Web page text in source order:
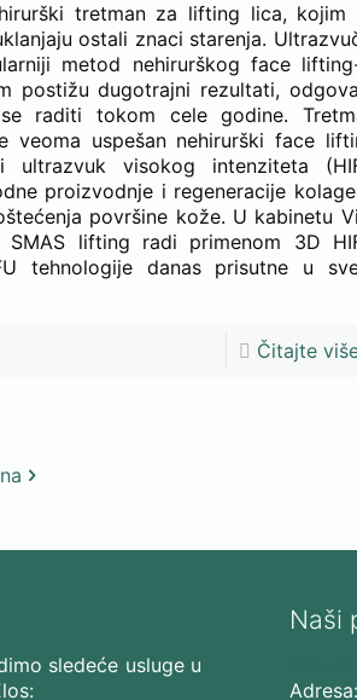
tretman za lifting lica, kojim
ostali znaci starenja.
metod nehirurškog face
postižu dugotrajni rezultati,
raditi tokom cele godine.
veoma uspešan nehirurški face
ultrazvuk visokog intenziteta
proizvodnje i regeneracije
površine kože. U kabinetu
lifting radi primenom 3D
tehnologije danas prisutne u
Čitajte
sledeće usluge u
Naši
Adresa: